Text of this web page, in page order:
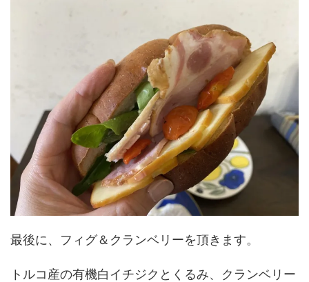
最後に、フィグ＆クランベリーを頂きます。
トルコ産の有機白イチジクとくるみ、クランベリー